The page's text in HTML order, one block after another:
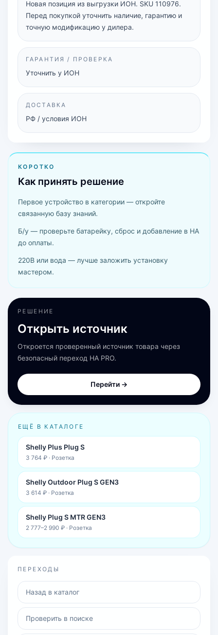
Новая позиция из выгрузки ИОН. SKU 110976.
Перед покупкой уточнить наличие, гарантию и
точную модификацию у дилера.
ГАРАНТИЯ / ПРОВЕРКА
Уточнить у ИОН
ДОСТАВКА
РФ / условия ИОН
КОРОТКО
Как принять решение
Первое устройство в категории — откройте
связанную базу знаний.
Б/у — проверьте батарейку, сброс и добавление в HA
до оплаты.
220В или вода — лучше заложить установку
мастером.
РЕШЕНИЕ
Открыть источник
Откроется проверенный источник товара через
безопасный переход HA PRO.
Перейти →
ЕЩЁ В КАТАЛОГЕ
Shelly Plus Plug S
3 764 ₽ · Розетка
Shelly Outdoor Plug S GEN3
3 614 ₽ · Розетка
Shelly Plug S MTR GEN3
2 777–2 990 ₽ · Розетка
ПЕРЕХОДЫ
Назад в каталог
Проверить в поиске